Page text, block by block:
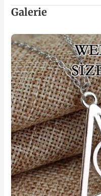
Galerie